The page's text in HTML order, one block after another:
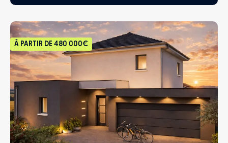
À PARTIR DE 480 000€